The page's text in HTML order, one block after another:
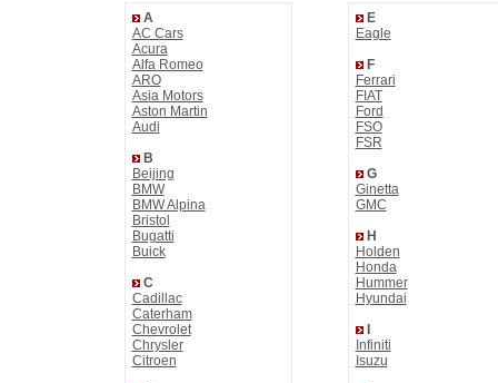
A
AC Cars
Acura
Alfa Romeo
ARO
Asia Motors
Aston Martin
Audi
B
Beijing
BMW
BMW Alpina
Bristol
Bugatti
Buick
C
Cadillac
Caterham
Chevrolet
Chrysler
Citroen
E
Eagle
F
Ferrari
FIAT
Ford
FSO
FSR
G
Ginetta
GMC
H
Holden
Honda
Hummer
Hyundai
Infiniti
Isuzu